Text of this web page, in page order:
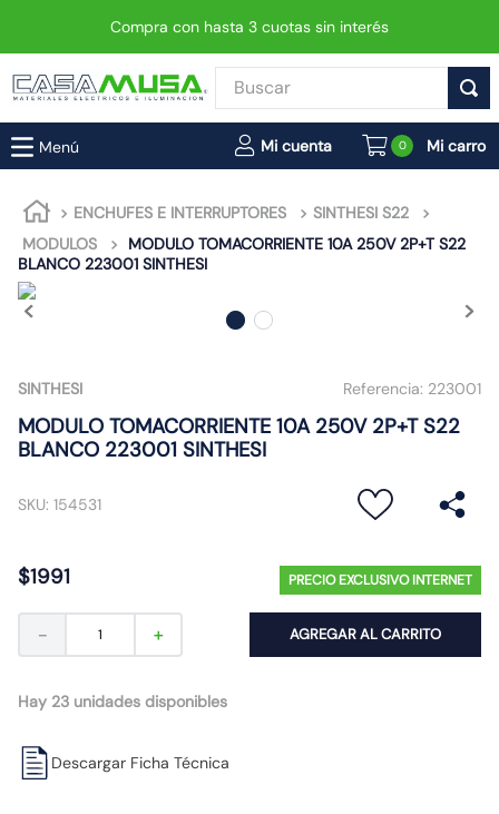
Compra con hasta 3 cuotas sin interés
Buscar
0
ENCHUFES E INTERRUPTORES
SINTHESI S22
MODULOS
MODULO TOMACORRIENTE 10A 250V 2P+T S22
BLANCO 223001 SINTHESI
SINTHESI Referencia: 223001
MODULO TOMACORRIENTE 10A 250V 2P+T S22
BLANCO 223001 SINTHESI
SKU: 154531
$1991 PRECIO EXCLUSIVO INTERNET
＋
－ AGREGAR AL CARRITO
Hay 23 unidades disponibles
Descargar Ficha Técnica
TÉRMINOS MÁS BUSCADOS
1.
enchufe
2.
interruptor
3.
foco
5.
foco led
8
ampolleta
proyector led